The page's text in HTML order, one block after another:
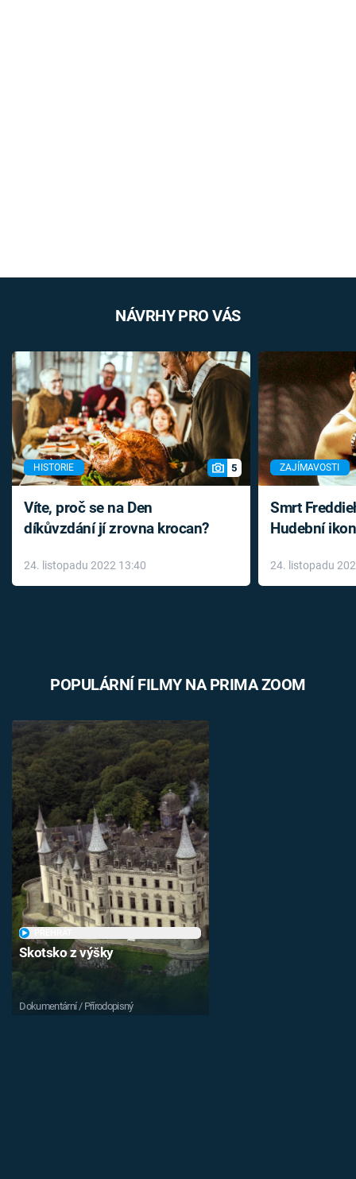
NÁVRHY PRO VÁS
HISTORIE 5
Víte, proč se na Den
díkůvzdání jí zrovna krocan?
24. listopadu 2022 13:40
ZAJÍMAVOSTI
Smrt
Hudební
léky
24. listopadu
POPULÁRNÍ FILMY NA PRIMA ZOOM
Skotsko z výšky
Dokumentární / Přírodopisný